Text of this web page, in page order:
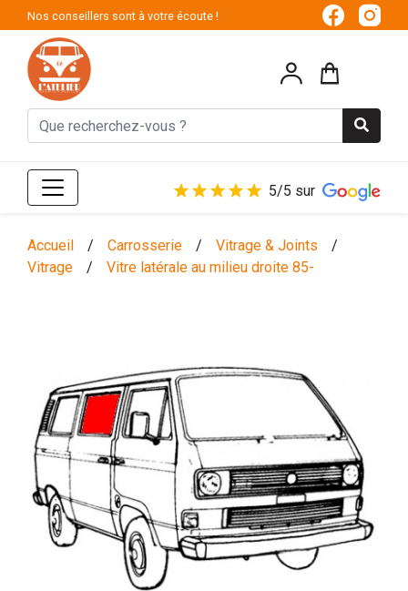
Nos conseillers sont à votre écoute !
5/5 sur
Accueil / Carrosserie / Vitrage & Joints
/
Vitrage
/ Vitre latérale au milieu droite 85-